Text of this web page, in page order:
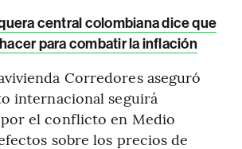
central colombiana dice que
para combatir la inflación
Corredores aseguró
internacional seguirá
el conflicto en Medio
sobre los precios de